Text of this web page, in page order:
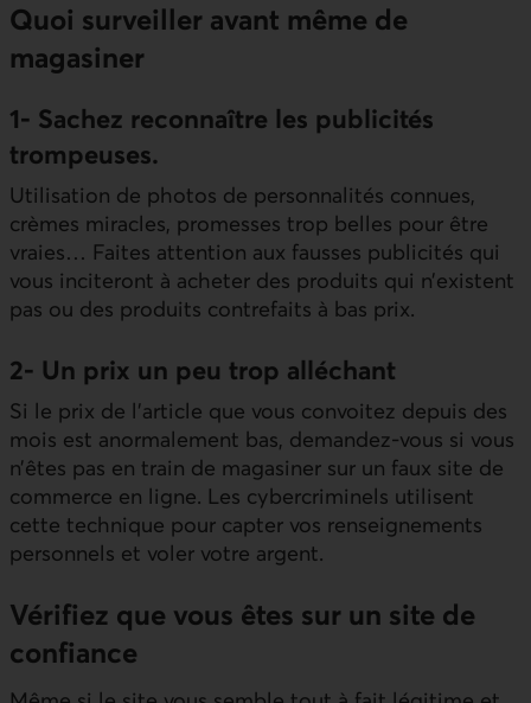
Quoi surveiller avant même de
magasiner
1- Sachez reconnaître les publicités
trompeuses.
Utilisation de photos de personnalités connues,
crèmes miracles, promesses trop belles pour être
vraies… Faites attention aux fausses publicités qui
vous inciteront à acheter des produits qui n’existent
pas ou des produits contrefaits à bas prix.
2- Un prix un peu trop alléchant
Si le prix de l’article que vous convoitez depuis des
mois est anormalement bas, demandez-vous si vous
n’êtes pas en train de magasiner sur un faux site de
commerce en ligne. Les cybercriminels utilisent
cette technique pour capter vos renseignements
personnels et voler votre argent.
Vérifiez que vous êtes sur un site de
confiance